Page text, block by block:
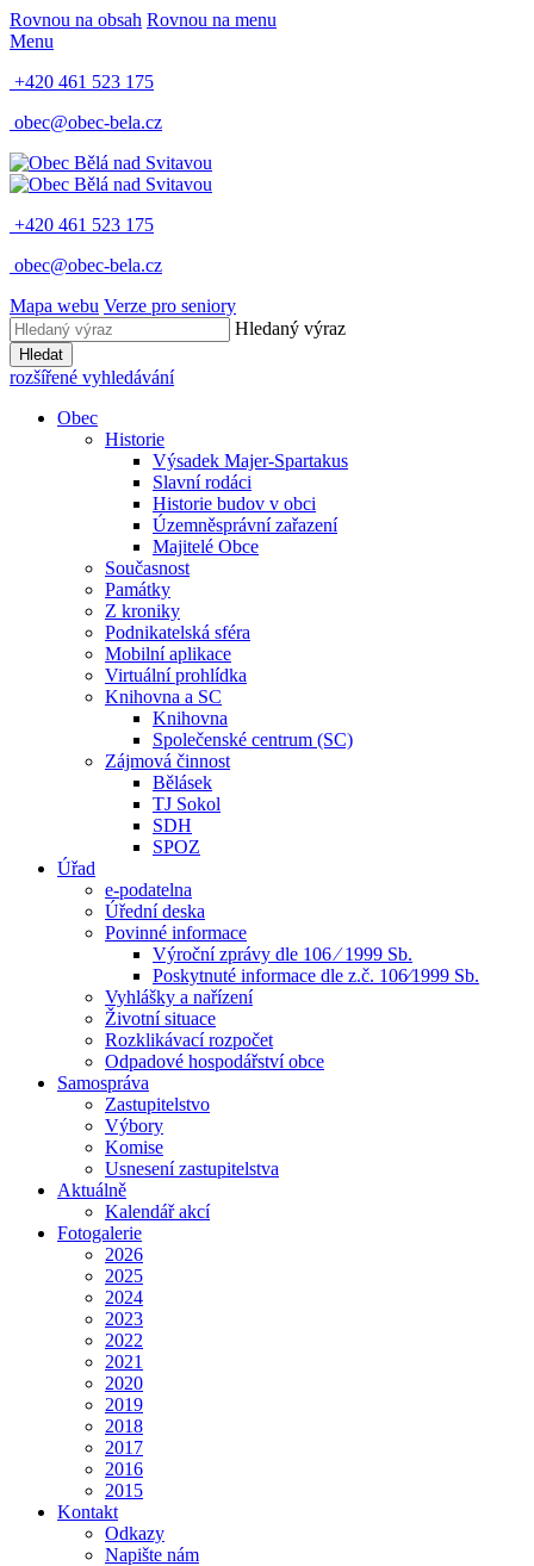
Rovnou na obsah Rovnou na menu
Menu
+420 461 523 175
obec@obec-bela.cz
+420 461 523 175
obec@obec-bela.cz
Mapa webu Verze pro seniory
Hledaný výraz
Hledat
rozšířené vyhledávání
Obec
Historie
Výsadek Majer-Spartakus
Slavní rodáci
Historie budov v obci
Územněsprávní zařazení
Majitelé Obce
Současnost
Památky
Z kroniky
Podnikatelská sféra
Mobilní aplikace
Virtuální prohlídka
Knihovna a SC
Knihovna
Společenské centrum (SC)
Zájmová činnost
Bělásek
TJ Sokol
SDH
SPOZ
Úřad
e-podatelna
Úřední deska
Povinné informace
Výroční zprávy dle 106 ⁄ 1999 Sb.
Poskytnuté informace dle z.č. 106⁄1999 Sb.
Vyhlášky a nařízení
Životní situace
Rozklikávací rozpočet
Odpadové hospodářství obce
Samospráva
Zastupitelstvo
Výbory
Komise
Usnesení zastupitelstva
Aktuálně
Kalendář akcí
Fotogalerie
2026
2025
2024
2023
2022
2021
2020
2019
2018
2017
2016
2015
Kontakt
Odkazy
Napište nám